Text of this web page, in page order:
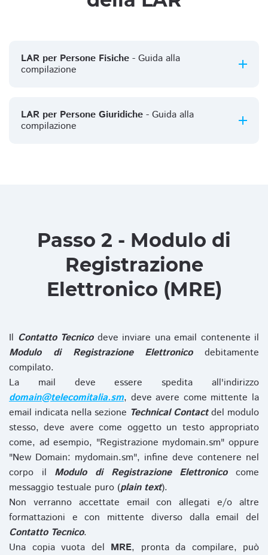
LAR per Persone Fisiche - Guida alla
compilazione
LAR per Persone Giuridiche - Guida alla
compilazione
Passo 2 - Modulo di
Registrazione
Elettronico (MRE)
Il Contatto Tecnicodeve inviare una email contenente il
Modulo di Registrazione Elettronicodebitamente
compilato.
La mail deve essere spedita all'indirizzo
domain@telecomitalia.sm, deve avere come mittente la
email indicata nella sezione Technical Contactdel modulo
stesso, deve avere come oggetto un testo appropriato
come, ad esempio, "Registrazione mydomain.sm" oppure
"New Domain: mydomain.sm", infine deve contenere nel
corpo il Modulo di Registrazione Elettronicocome
messaggio testuale puro (plain text).
Non verranno accettate email con allegati e/o altre
formattazioni e con mittente diverso dalla email del
Contatto Tecnico.
Una copia vuota del MRE, pronta da compilare, può